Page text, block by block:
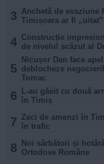
3 Anchetă de
Timișoara ar fi
4 Construcție
de nivelul scăzut al
5
Nicușor Dan face
deblocheze
Tomac
6
L-au găsit cu două
în Timiș
7 Zeci de amenzi în
în trafic
8
Noi sărbători și
Ortodoxe Române